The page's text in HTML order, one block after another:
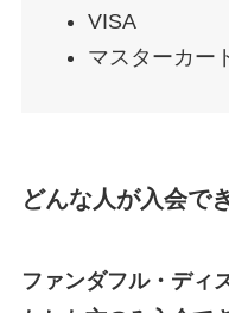
VISA
マスターカー
どんな人が入会で
ファンダフル・ディ